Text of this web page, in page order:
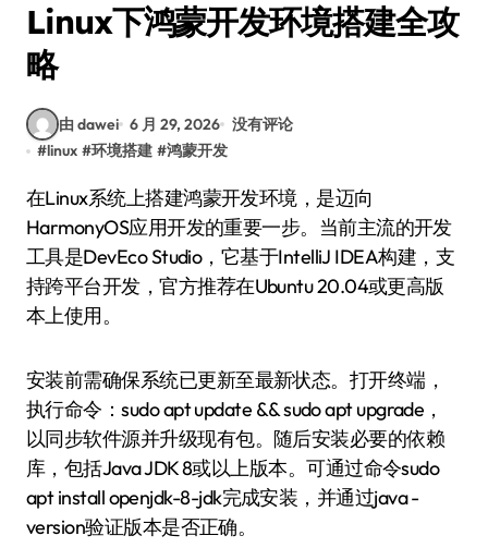
Linux下鸿蒙开发环境搭建全攻
略
由 dawei 6 月 29, 2026 没有评论
#linux #环境搭建 #鸿蒙开发
在Linux系统上搭建鸿蒙开发环境，是迈向
HarmonyOS应用开发的重要一步。当前主流的开发
工具是DevEco Studio，它基于IntelliJ IDEA构建，支
持跨平台开发，官方推荐在Ubuntu 20.04或更高版
本上使用。
安装前需确保系统已更新至最新状态。打开终端，
执行命令：sudo apt update && sudo apt upgrade，
以同步软件源并升级现有包。随后安装必要的依赖
库，包括Java JDK 8或以上版本。可通过命令sudo
apt install openjdk-8-jdk完成安装，并通过java -
version验证版本是否正确。